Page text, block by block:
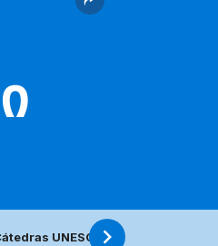
UNESCO y Redes UNITWIN